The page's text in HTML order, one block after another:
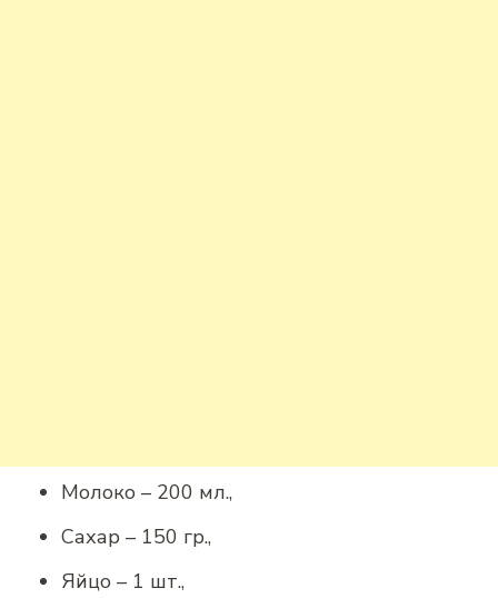
Молоко – 200 мл.,
Сахар – 150 гр.,
Яйцо – 1 шт.,